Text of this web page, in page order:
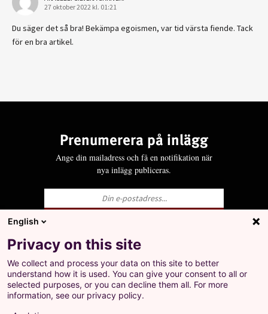
27 oktober 2022 kl. 01:21
Du säger det så bra! Bekämpa egoismen, var tid värsta fiende. Tack
för en bra artikel.
Prenumerera på inlägg
Ange din mailadress och få en notifikation när
nya inlägg publiceras.
Ja, jag godkänner att LO behandlar mina
personuppgifter i enlighet med Integritets- och
personuppgiftspolicyn för LO.se.
+
Prenumerera på inlägg
Ange din mailadress och få en notifikation när nya
English
Privacy on this site
We collect and process your data on this site to better
understand how it is used. You can give your consent to all or
selected purposes, or you can decline them all. For more
information, see our privacy policy.